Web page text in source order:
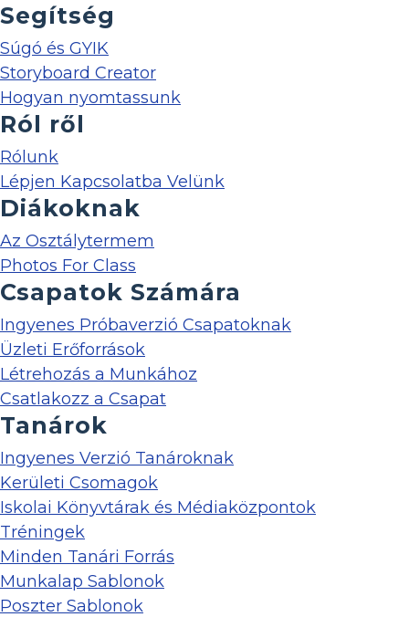
Segítség
Súgó és GYIK
Storyboard Creator
Hogyan nyomtassunk
Ról ről
Rólunk
Lépjen Kapcsolatba Velünk
Diákoknak
Az Osztálytermem
Photos For Class
Csapatok Számára
Ingyenes Próbaverzió Csapatoknak
Üzleti Erőforrások
Létrehozás a Munkához
Csatlakozz a Csapat
Tanárok
Ingyenes Verzió Tanároknak
Kerületi Csomagok
Iskolai Könyvtárak és Médiaközpontok
Tréningek
Minden Tanári Forrás
Munkalap Sablonok
Poszter Sablonok